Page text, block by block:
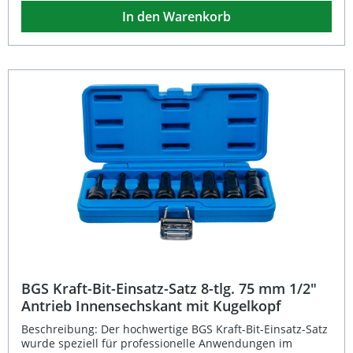
DPS6 bzw. 6DCT250 Getrieben. Der Einsatz besteht aus
robustem Chrom-Vanadium-Stahl (S2) und überzeugt
durch seine präzise Passform und hohe Langlebigkeit.
Innenvierkant-Antriebs ist das Werkzeug optimal für
professionelle Werkstätten und ambitionierte Schrauber
geeignet. Es ersetzt OEM 307-677 und ist unverzichtbar
für präzise Montagearbeiten am Getriebe. Passgenau für
Ford Power Shift DPS6 / 6DCT250 Getriebe Aus
langlebigem Chrom-Vanadium-Stahl (S2) gefertigt
Innenvielzahn-Profil (XZN) mit 10 mm (3/8") Innenvierkant
Ideal zum Zurücksetzen des Hebel-Aktuators bei
Kupplungseinbau Ersetzt OEM Werkzeug 307-677
Lieferumfang: 1 × Spezial-Bit-Einsatz Innenvierkant 10 mm
(3/8") Innenvielzahn (XZN)
In den Warenkorb
BGS Kraft-Bit-Einsatz-Satz 8-tlg. 75 mm 1/2"
Antrieb Innensechskant mit Kugelkopf
Beschreibung: Der hochwertige BGS Kraft-Bit-Einsatz-Satz
wurde speziell für professionelle Anwendungen im